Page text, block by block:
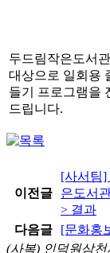
두드림작은도서
대상으로 일회용
들기 프로그램을
드립니다.
이전글
[사서팀]
은도서
> 결과
다음글
[문화홍
(사복) 인덕원삼